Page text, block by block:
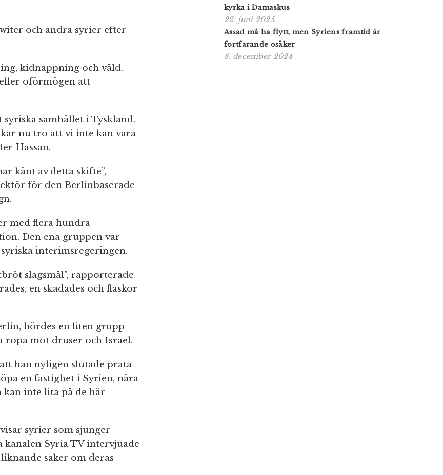
och andra syrier efter
kidnappning och våld.
oförmögen att
samhället i Tyskland.
nu tro att vi inte kan vara
Hassan.
känt av detta skifte”,
för den Berlinbaserade
med flera hundra
Den ena gruppen var
interimsregeringen.
slagsmål”, rapporterade
en skadades och flaskor
hördes en liten grupp
ropa mot druser och Israel.
han nyligen slutade prata
en fastighet i Syrien, nära
kan inte lita på de här
syrier som sjunger
kanalen Syria TV intervjuade
saker om deras
kyrka i Damaskus
22. juni 2025
Assad må ha flytt, men Syriens framtid är
fortfarande osäker
8. december 2024